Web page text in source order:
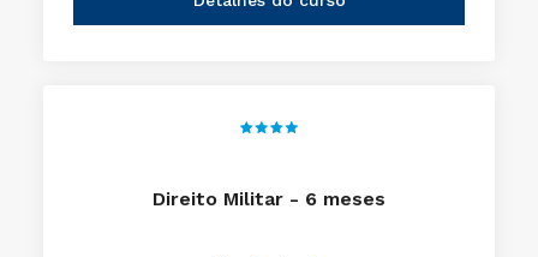
Direito Militar - 6 meses